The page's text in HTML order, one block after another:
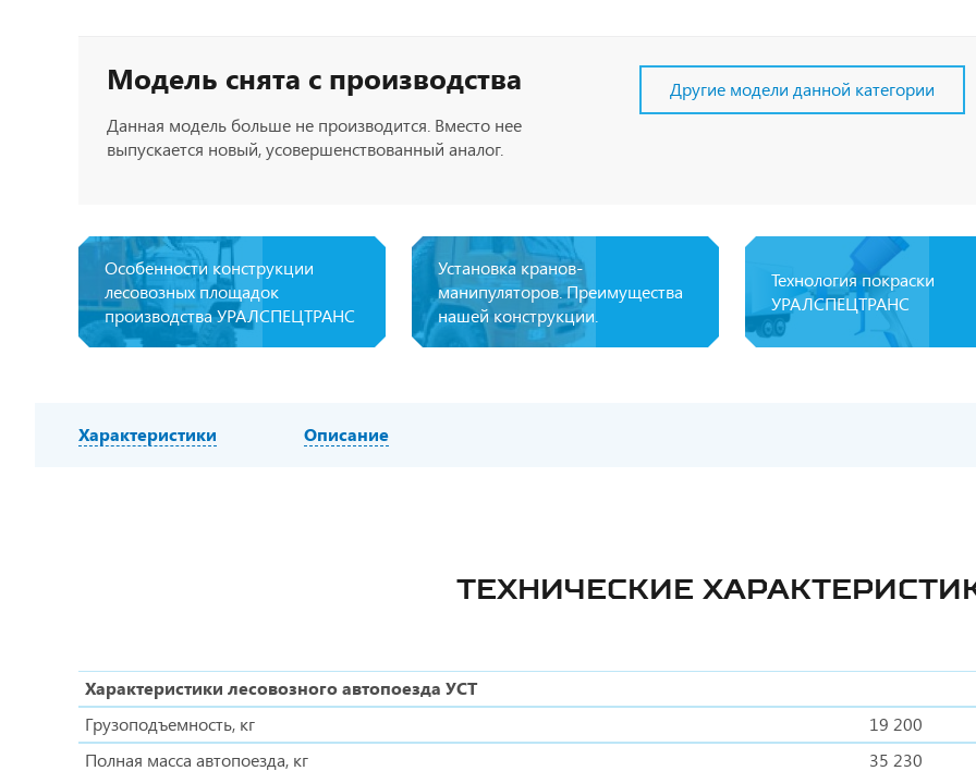
Модель снята с производства
Данная модель больше не производится. Вместо нее
выпускается новый, усовершенствованный аналог.
Другие модели данной категории
Особенности конструкции
лесовозных площадок
производства УРАЛСПЕЦТРАНС
Установка кранов-
манипуляторов. Преимущества
нашей конструкции.
Технология покраски
УРАЛСПЕЦТРАНС
Характеристики Описание
ТЕХНИЧЕСКИЕ
Характеристики лесовозного автопоезда УСТ
Грузоподъемность, кг
19 200
Полная масса автопоезда, кг
35 230